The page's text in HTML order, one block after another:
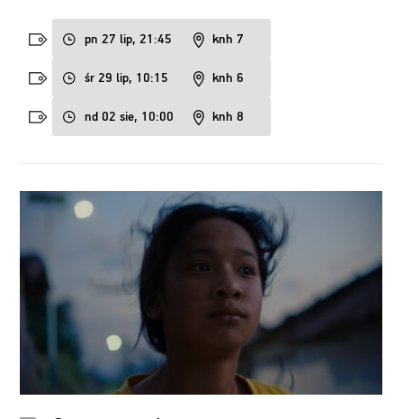
pn 27 lip, 21:45 knh 7
śr 29 lip, 10:15 knh 6
nd 02 sie, 10:00 knh 8